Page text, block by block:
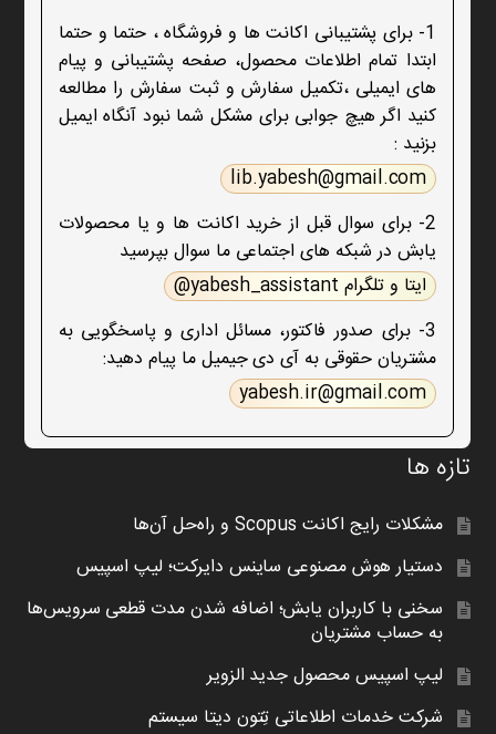
1- برای پشتیبانی اکانت ها و فروشگاه ، حتما و حتما
ابتدا تمام اطلاعات محصول، صفحه پشتیبانی و پیام
های ایمیلی ،تکمیل سفارش و ثبت سفارش را مطالعه
کنید اگر هیچ جوابی برای مشکل شما نبود آنگاه ایمیل
بزنید :
lib.yabesh@gmail.com
2- برای سوال قبل از خرید اکانت ها و یا محصولات
یابش در شبکه های اجتماعی ما سوال بپرسید
ایتا و تلگرام yabesh_assistant@
3- برای صدور فاکتور، مسائل اداری و پاسخگویی به
مشتریان حقوقی به آی دی جیمیل ما پیام دهید:
yabesh.ir@gmail.com
تازه ها
مشکلات رایج اکانت Scopus و راه‌حل آن‌ها
دستیار هوش مصنوعی ساینس دایرکت؛ لیپ اسپیس
سخنی با کاربران یابش؛ اضافه شدن مدت قطعی سرویس‌ها
به حساب مشتریان
لیپ اسپیس محصول جدید الزویر
شرکت خدمات اطلاعاتی تِتون دیتا سیستم